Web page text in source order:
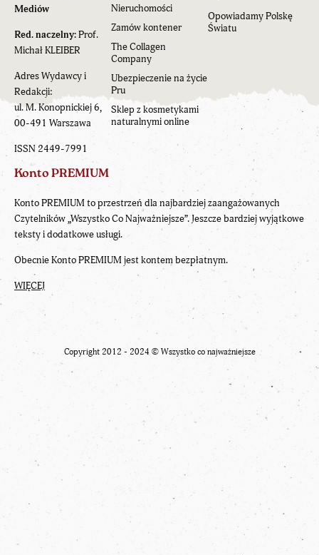
Mediów
Red. naczelny:Prof.
Michał KLEIBER
Adres Wydawcy i
Redakcji:
ul. M. Konopnickiej 6,
00-491 Warszawa
ISSN 2449-7991
Nieruchomości
Zamów kontener
The Collagen
Company
Ubezpieczenie na życie
Pru
Sklep z kosmetykami
naturalnymi online
Opowiadamy Polskę
Światu
Konto PREMIUM
Konto PREMIUM to przestrzeń dla najbardziej zaangażowanych
Czytelników „Wszystko Co Najważniejsze”. Jeszcze bardziej wyjątkowe
teksty i dodatkowe usługi.
Obecnie Konto PREMIUM jest kontem bezpłatnym.
WIĘCEJ
Copyright 2012 - 2024 © Wszystko co najważniejsze